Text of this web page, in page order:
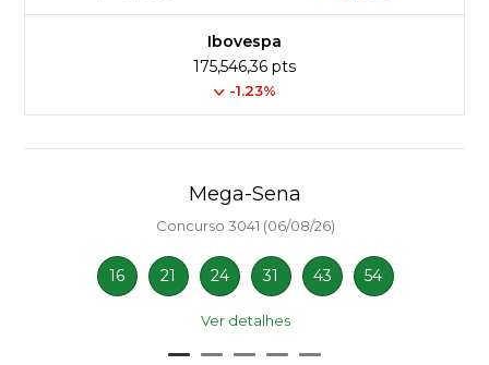
Ibovespa
175,546,36 pts
-1.23%
Mega-Sena
Concurso 3041 (06/08/26)
16 21 24 31 43 54
Ver detalhes